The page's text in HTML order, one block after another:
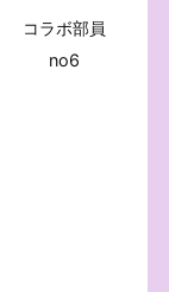
コラボ部員
no6